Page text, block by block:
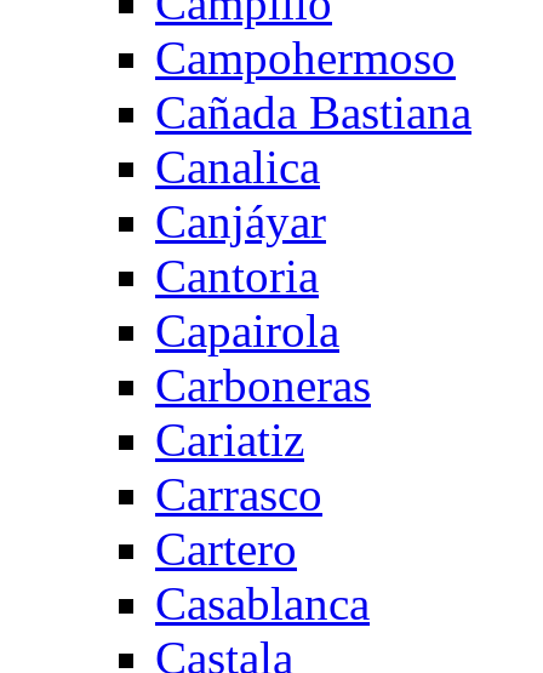
Campohermoso
Cañada Bastiana
Canalica
Canjáyar
Cantoria
Capairola
Carboneras
Cariatiz
Carrasco
Cartero
Casablanca
Castala